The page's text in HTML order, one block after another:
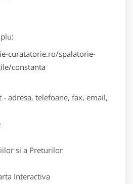
curatatorie.ro/spalatorie-
constanta
adresa, telefoane, fax, email,
si a Preturilor
Interactiva